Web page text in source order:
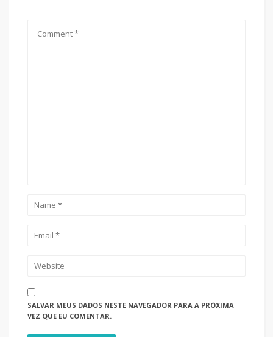
SALVAR MEUS DADOS NESTE NAVEGADOR PARA A PRÓXIMA
VEZ QUE EU COMENTAR.